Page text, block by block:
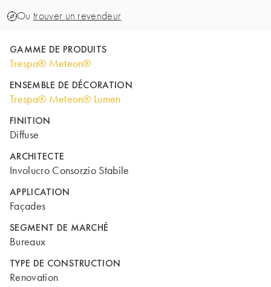
Ou trouver un revendeur
GAMME DE PRODUITS
Trespa® Meteon®
ENSEMBLE DE DÉCORATION
Trespa® Meteon® Lumen
FINITION
Diffuse
ARCHITECTE
Involucro Consorzio Stabile
APPLICATION
Façades
SEGMENT DE MARCHÉ
Bureaux
TYPE DE CONSTRUCTION
Renovation